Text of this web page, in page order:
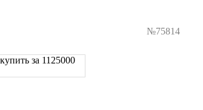
№75814